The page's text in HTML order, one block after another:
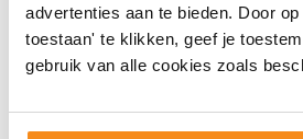
advertenties aan te bieden. Door
toestaan' te klikken, geef je
gebruik van alle cookies zoals
Wij geloven in de kracht van
badkamer op Instagram met
inspirerende omgeving
badkamerstijlen. Doe